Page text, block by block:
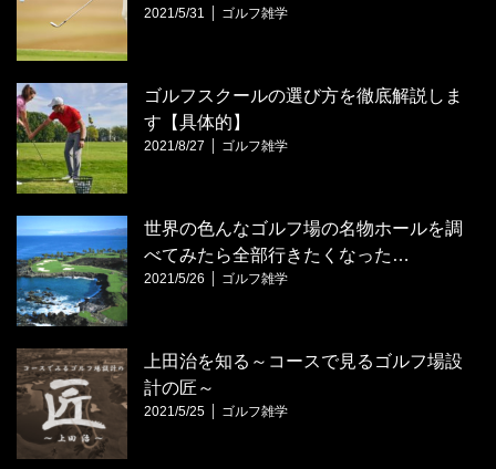
2021/5/31 ゴルフ雑学
ゴルフスクールの選び方を徹底解説しま
す【具体的】
2021/8/27 ゴルフ雑学
世界の色んなゴルフ場の名物ホールを調
べてみたら全部行きたくなった…
2021/5/26 ゴルフ雑学
上田治を知る～コースで見るゴルフ場設
計の匠～
2021/5/25 ゴルフ雑学